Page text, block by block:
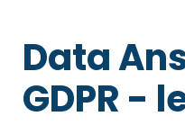
Data
GDPR -